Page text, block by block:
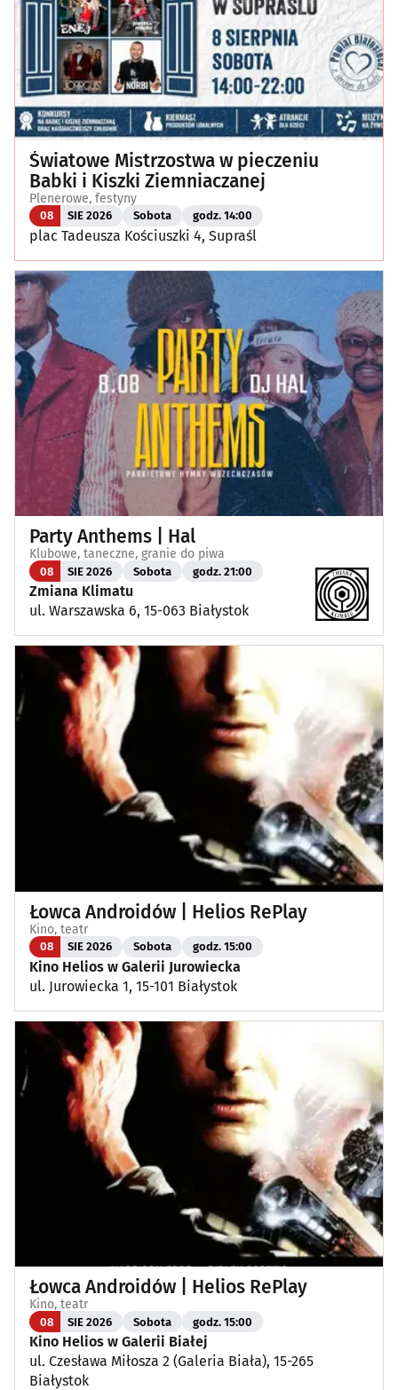
Światowe Mistrzostwa w pieczeniu
Babki i Kiszki Ziemniaczanej
Plenerowe, festyny
08 SIE 2026 Sobota godz. 14:00
plac Tadeusza Kościuszki 4, Supraśl
Party Anthems | Hal
Klubowe, taneczne, granie do piwa
08 SIE 2026 Sobota godz. 21:00
Zmiana Klimatu
ul. Warszawska 6, 15-063 Białystok
Łowca Androidów | Helios RePlay
Kino, teatr
08 SIE 2026 Sobota godz. 15:00
Kino Helios w Galerii Jurowiecka
ul. Jurowiecka 1, 15-101 Białystok
Łowca Androidów | Helios RePlay
Kino, teatr
08 SIE 2026 Sobota godz. 15:00
Kino Helios w Galerii Białej
ul. Czesława Miłosza 2 (Galeria Biała), 15-265
Białystok